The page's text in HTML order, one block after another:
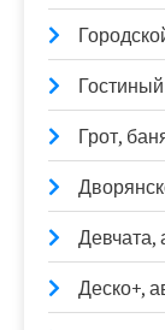
Грот,
Девчата,
Деско+,